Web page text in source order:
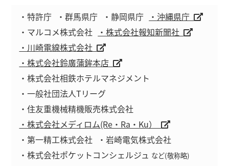
・特許庁 ・群馬県庁 ・静岡県庁
・沖縄県庁
・マルコメ株式会社
・株式会社報知新聞社
・川崎電線株式会社
・株式会社鈴廣蒲鉾本店
・株式会社相鉄ホテルマネジメント
・一般社団法人Tリーグ
・住友重機械精機販売株式会社
・株式会社メディロム(Re・Ra・Ku）
・第一精工株式会社
・岩崎電気株式会社
・株式会社ポケットコンシェルジュ など(敬称略)